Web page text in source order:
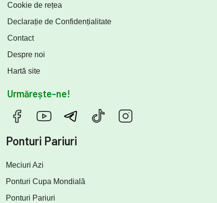
Cookie de rețea
Declarație de Confidențialitate
Contact
Despre noi
Hartă site
Urmărește-ne!
Ponturi Pariuri
Meciuri Azi
Ponturi Cupa Mondială
Ponturi Pariuri